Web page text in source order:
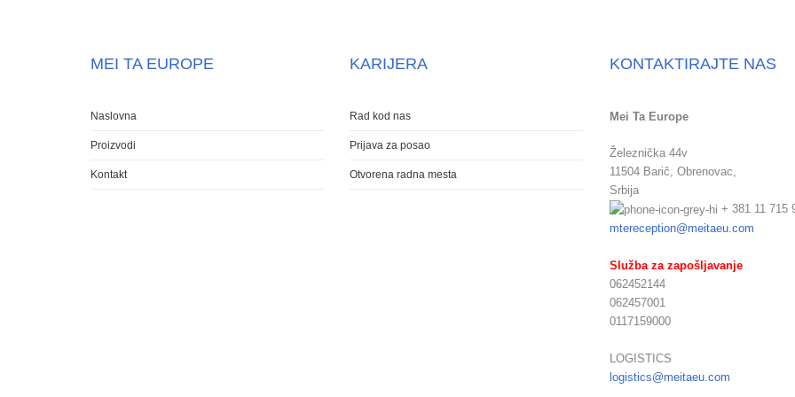
MEI TA EUROPE
Naslovna
Proizvodi
Kontakt
KARIJERA
Rad kod nas
Prijava za posao
Otvorena radna mesta
KONTAKTIRAJTE NAS
Mei Ta Europe
Železnička 44v
11504 Barič, Obrenovac,
Srbija
+ 381 11 715
mtereception@meitaeu.com
Služba za zapošljavanje
062452144
062457001
0117159000
LOGISTICS
logistics@meitaeu.com